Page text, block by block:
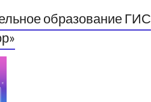
образование ГИС